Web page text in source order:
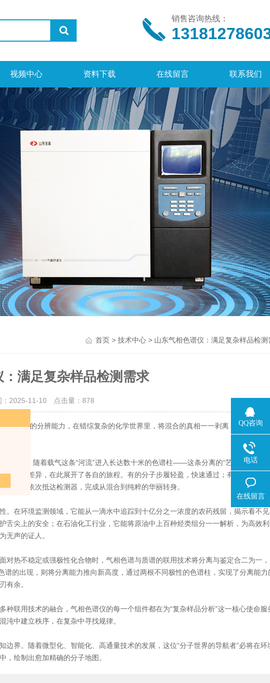
销售咨询热线：
视频中心 资料下载 在线留言 联系我们
首页 > 技术中心 > 山东气相色谱仪：满足复杂样品检测
满足复杂样品检测需求
2025-11-10 点击量：878
非凡的分辨能力，在错综复杂的化学世界里，将混合的真相一一剥离，还原出物
价值。
态后，随着载气这条“河流”进入长达数十米的色谱柱——这条分离的“艺术长廊”。
微妙差异，在此展开了各自的旅程。有的分子步履轻盈，快速通过；有的则步履蹒
离，依次抵达检测器，完成从混合到纯粹的华丽转身。
在环境监测领域，它能从一滴水中追踪到十亿分之一浓度的农药残留，揭示看不
尖上的安全；在石油化工行业，它能将原油中上百种烃类组分一一解析，为高效
无声的证人。
热不稳定或强极性化合物时，气相色谱与质谱的联用技术将分离与鉴定合二为一，
谱的出现，则将分离能力推向新高度，通过两根不同极性的色谱柱，实现了分离能力
有余。
用技术的融合，气相色谱仪的每一个组件都在为“复杂样品分析”这一核心使命服
中建立秩序，在复杂中寻找规律。
。随着微型化、智能化、高通量技术的发展，这位“分子世界的导航者”必将在环
，绘制出愈加精确的分子地图。
QQ咨询
电话
在线留言